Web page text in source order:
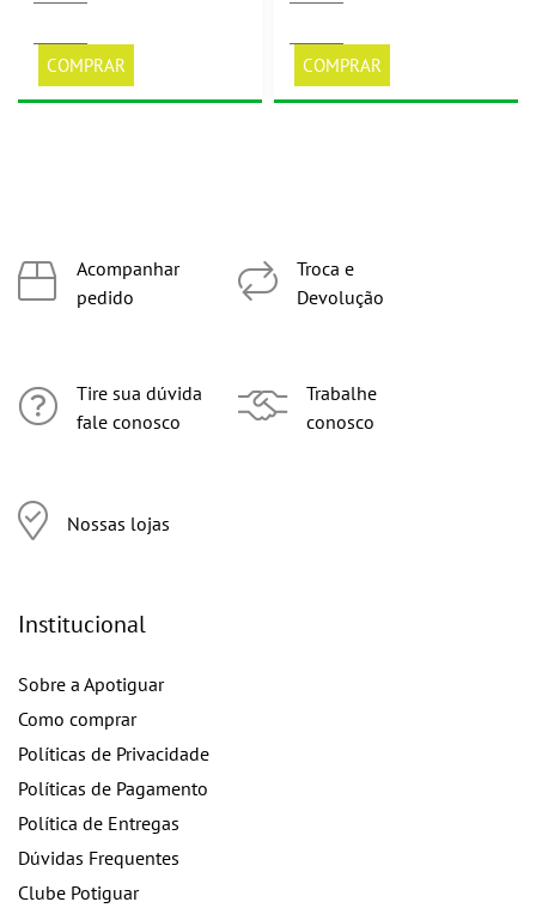
COMPRAR COMPRAR
Acompanhar
pedido
Tire sua dúvida
fale conosco
Nossas lojas
Troca e
Devolução
Trabalhe
conosco
Institucional
Sobre a Apotiguar
Como comprar
Políticas de Privacidade
Políticas de Pagamento
Política de Entregas
Dúvidas Frequentes
Clube Potiguar